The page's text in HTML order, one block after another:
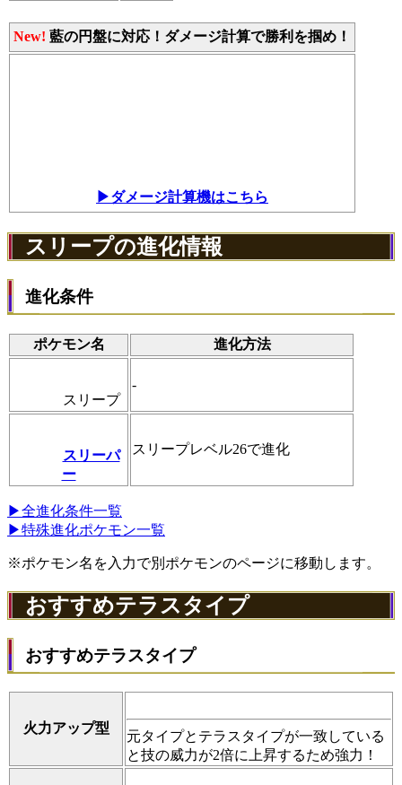
New! 藍の円盤に対応！ダメージ計算で勝利を掴め！
▶ダメージ計算機はこちら
スリープの進化情報
進化条件
ポケモン名 進化方法
スリープ
-
スリーパ
ー
スリープレベル26で進化
▶全進化条件一覧
▶特殊進化ポケモン一覧
※ポケモン名を入力で別ポケモンのページに移動します。
おすすめテラスタイプ
おすすめテラスタイプ
火力アップ型
元タイプとテラスタイプが一致している
と技の威力が2倍に上昇するため強力！